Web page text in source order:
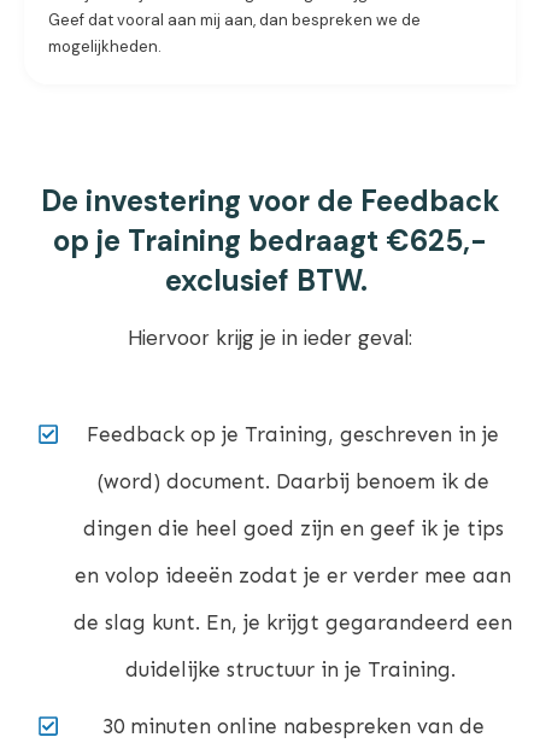
Geef dat vooral aan mij aan, dan bespreken we de
mogelijkheden.
De investering voor de Feedback
op je Training bedraagt €625,-
exclusief BTW.
Hiervoor krijg je in ieder geval:
Feedback op je Training, geschreven in je
(word) document. Daarbij benoem ik de
dingen die heel goed zijn en geef ik je tips
en volop ideeën zodat je er verder mee aan
de slag kunt. En, je krijgt gegarandeerd een
duidelijke structuur in je Training.
30 minuten online nabespreken van de